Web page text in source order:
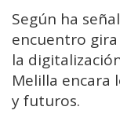
Según ha
encuentro
la
Melilla encara
y futuros.